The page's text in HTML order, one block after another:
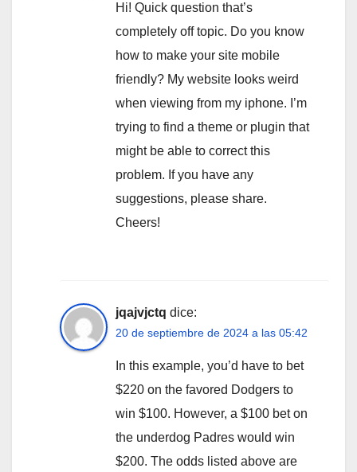
Hi! Quick question that’s
completely off topic. Do you know
how to make your site mobile
friendly? My website looks weird
when viewing from my iphone. I’m
trying to find a theme or plugin that
might be able to correct this
problem. If you have any
suggestions, please share.
Cheers!
jqajvjctq dice:
20 de septiembre de 2024 a las 05:42
In this example, you’d have to bet
$220 on the favored Dodgers to
win $100. However, a $100 bet on
the underdog Padres would win
$200. The odds listed above are